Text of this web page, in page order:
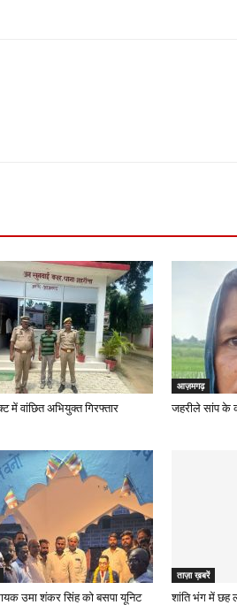
में वांछित अभियुक्त गिरफ्तार
आज़मगढ़
जहरीले सांप के
उमा शंकर सिंह को बसपा यूनिट
ताज़ा ख़बरें
शांति भंग में छह